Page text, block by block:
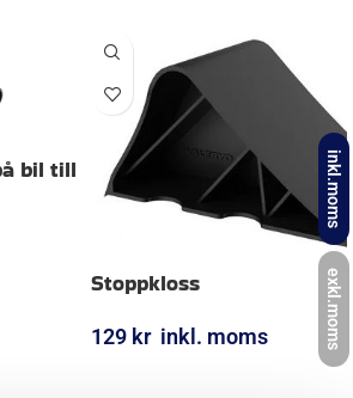
inkl.moms
exkl.moms
016008152
161,00 mm
0,360 kg